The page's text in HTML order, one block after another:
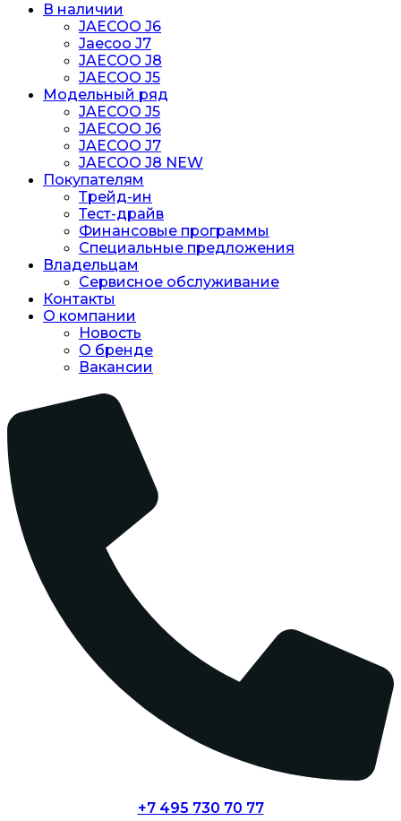
В наличии
JAECOO J6
Jaecoo J7
JAECOO J8
JAECOO J5
Модельный ряд
JAECOO J5
JAECOO J6
JAECOO J7
JAECOO J8 NEW
Покупателям
Трейд-ин
Тест-драйв
Финансовые программы
Специальные предложения
Владельцам
Сервисное обслуживание
Контакты
О компании
Новость
O бренде
Вакансии
+7 495 730 70 77